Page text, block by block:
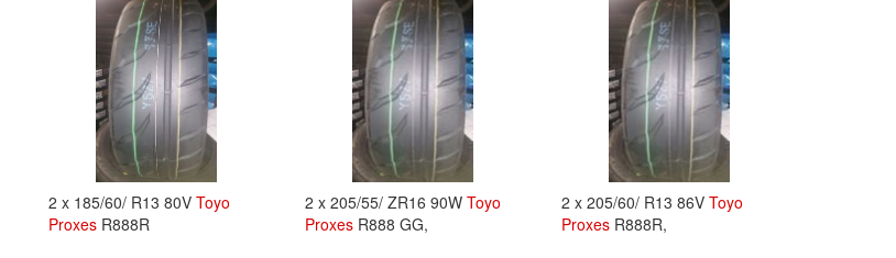
2 x 185/60/ R13 80V Toyo
Proxes R888R
2 x 205/55/ ZR16 90W Toyo
Proxes R888 GG,
2 x 205/60/ R13 86V Toyo
Proxes R888R,